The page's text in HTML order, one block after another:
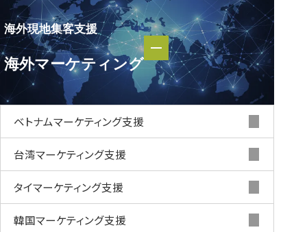
海外現地集客支援
海外マーケティング
海外現地集客支援
海外マーケティング
ベトナムマーケティング支援
台湾マーケティング支援
タイマーケティング支援
韓国マーケティング支援